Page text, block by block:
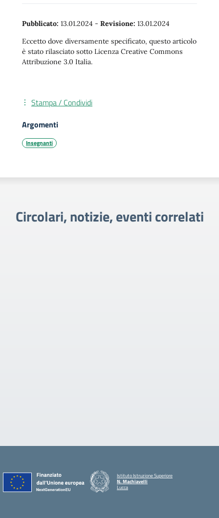
Pubblicato: 13.01.2024 - Revisione: 13.01.2024
Eccetto dove diversamente specificato, questo articolo
è stato rilasciato sotto Licenza Creative Commons
Attribuzione 3.0 Italia.
Stampa / Condividi
Argomenti
Insegnanti
Circolari, notizie, eventi correlati
Istituto Istruzione Superiore
N. Machiavelli
Lucca